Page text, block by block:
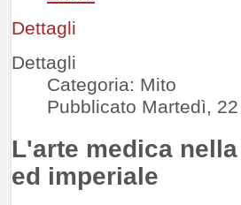
Dettagli
Dettagli
Categoria: Mito
Pubblicato Martedì,
L'arte medica
ed imperiale